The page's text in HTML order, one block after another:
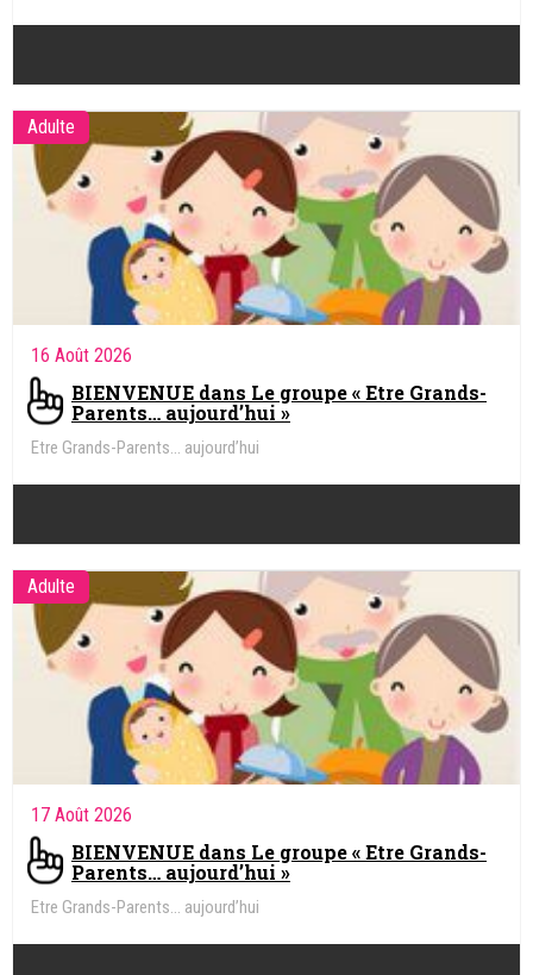
Adulte
16 Août 2026
BIENVENUE dans Le groupe « Etre Grands-
Parents… aujourd’hui »
Etre Grands-Parents… aujourd’hui
Adulte
17 Août 2026
BIENVENUE dans Le groupe « Etre Grands-
Parents… aujourd’hui »
Etre Grands-Parents… aujourd’hui